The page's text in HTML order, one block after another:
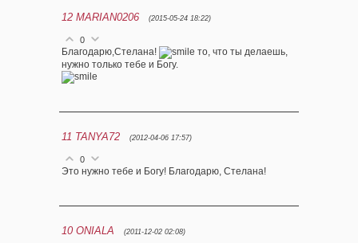
12 MARIAN0206 (2015-05-24 18:22)
0
Благодарю,Стелана!
то, что ты делаешь,
нужно только тебе и Богу.
11 TANYA72 (2012-04-06 17:57)
0
Это нужно тебе и Богу! Благодарю, Стелана!
10 ONIALA (2011-12-02 02:08)